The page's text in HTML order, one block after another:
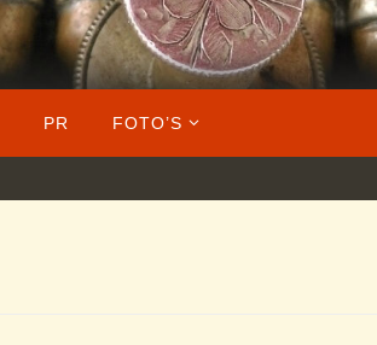
PR FOTO’S